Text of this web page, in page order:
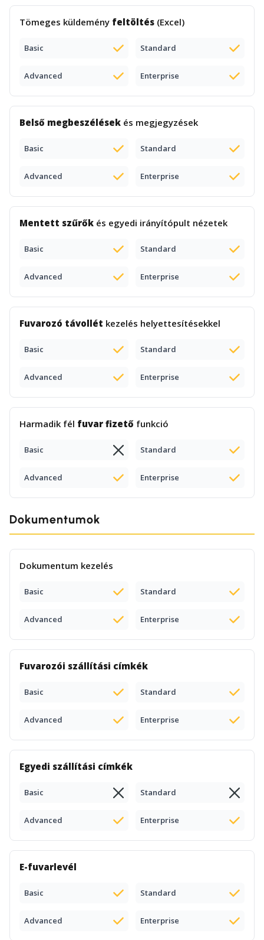
Tömeges küldemény feltöltés (Excel)
Basic Standard
Advanced Enterprise
Belső megbeszélések és megjegyzések
Basic Standard
Advanced Enterprise
Mentett szűrők és egyedi irányítópult nézetek
Basic Standard
Advanced Enterprise
Fuvarozó távollét kezelés helyettesítésekkel
Basic Standard
Advanced Enterprise
Harmadik fél fuvar fizető funkció
Basic Standard
Advanced Enterprise
Dokumentumok
Dokumentum kezelés
Basic Standard
Advanced Enterprise
Fuvarozói szállítási címkék
Basic Standard
Advanced Enterprise
Egyedi szállítási címkék
Basic Standard
Advanced Enterprise
E-fuvarlevél
Basic Standard
Advanced Enterprise